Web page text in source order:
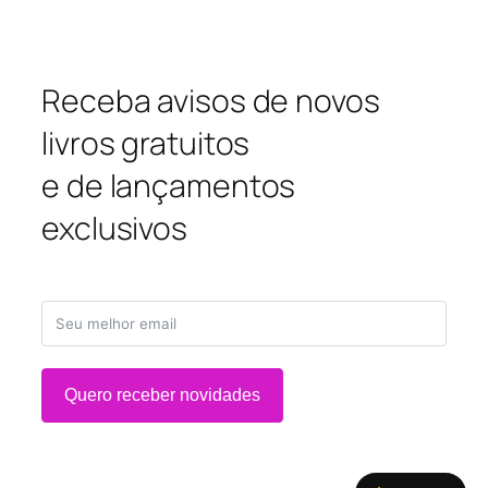
Receba avisos de novos
livros gratuitos
e de lançamentos
exclusivos
Quero receber novidades